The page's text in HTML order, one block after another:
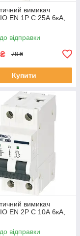
вимикач
EN 1P C 25А 6кА,
відправки
₴ 78 ₴
Купити
вимикач
EN 2P C 10А 6кА,
відправки